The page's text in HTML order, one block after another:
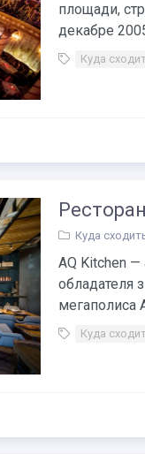
площади,
декабре
Куда
Куда
AQ Kitchen
обладателя
мегаполиса
Куда